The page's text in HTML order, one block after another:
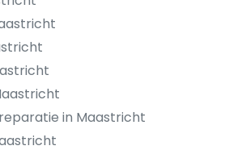
in Maastricht